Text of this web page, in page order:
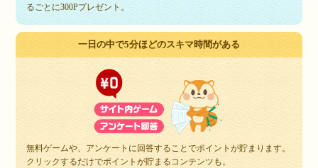
るごとに300Pプレゼント。
一日の中で5分ほどのスキマ時間がある
無料ゲームや、アンケートに回答することでポイントが貯まります。
クリックするだけでポイントが貯まるコンテンツも。